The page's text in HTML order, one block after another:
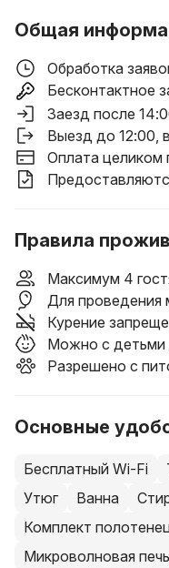
Общая
Обработка
Бесконтактное
Заезд после
Выезд до 12:00
Оплата целиком
Правила
Максимум 4
Для проведения
Курение
Можно с детьми
Разрешено с
Основные
Бесплатный Wi-Fi
Утюг
Ванна
Комплект
Микроволновая печь